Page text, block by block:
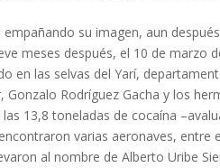
su imagen, aun
meses después, el 10 de marzo
en las selvas del Yarí,
Gon­zalo Rodríguez Gacha y los
13,8 toneladas de cocaína
varias aeronaves,
al nombre de Alberto Uribe